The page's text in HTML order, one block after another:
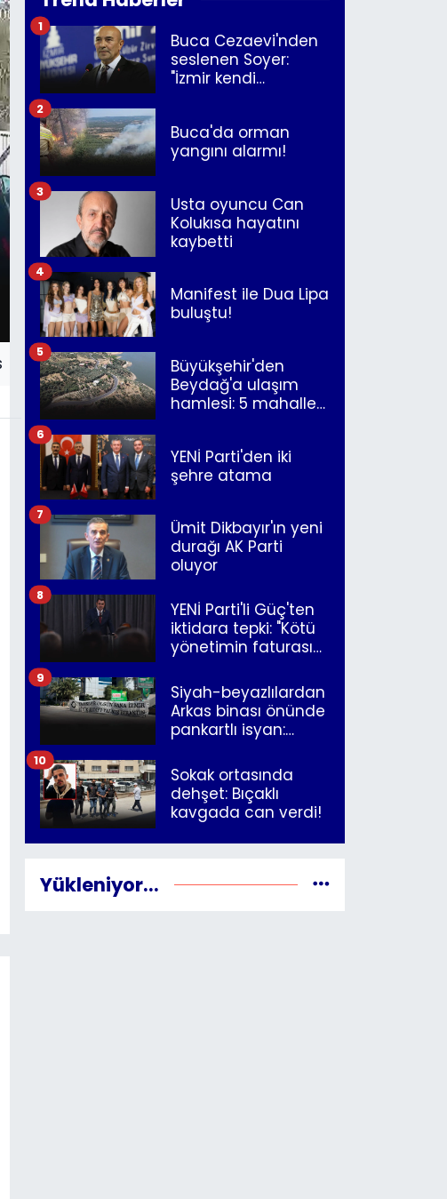
Buca Cezaevi'nden
seslenen Soyer:
"İzmir kendi
1
Buca'da orman
yangını alarmı!
2
Usta oyuncu Can
Kolukısa hayatını
kaybetti
3
Manifest ile Dua Lipa
buluştu!
4
Büyükşehir'den
Beydağ'a ulaşım
hamlesi: 5 mahalle
5
YENİ Parti'den iki
şehre atama
6
Ümit Dikbayır'ın yeni
durağı AK Parti
oluyor
7
YENİ Parti'li Güç'ten
iktidara tepki: "Kötü
yönetimin faturasını
8
Siyah-beyazlılardan
Arkas binası önünde
pankartlı isyan:
İzmir"
9
Sokak ortasında
dehşet: Bıçaklı
kavgada can verdi!
10
Yükleniyor...